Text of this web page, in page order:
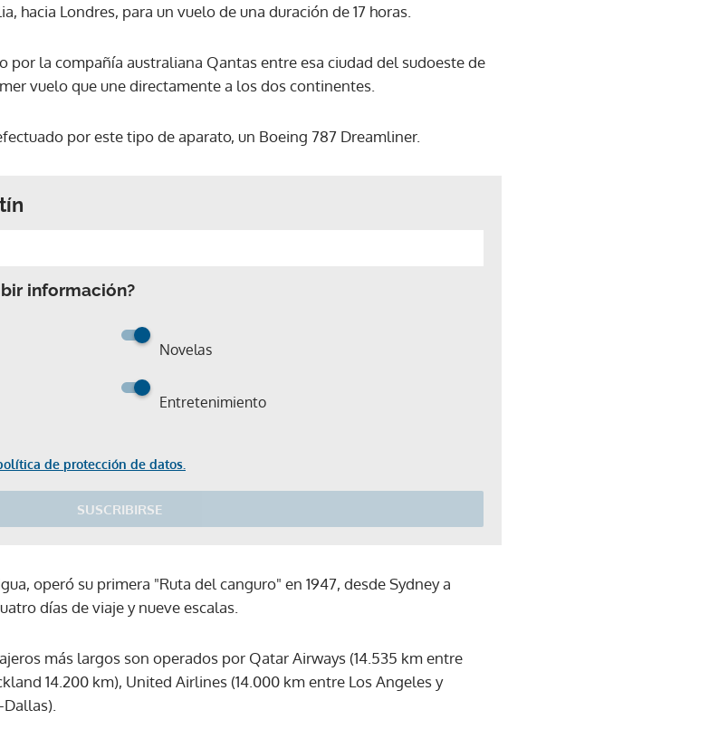
hacia Londres, para un vuelo de una duración de 17 horas.
por la compañía australiana Qantas entre esa ciudad del sudoeste de
vuelo que une directamente a los dos continentes.
por este tipo de aparato, un Boeing 787 Dreamliner.
información?
Novelas
Entretenimiento
de protección de datos.
SUSCRIBIRSE
operó su primera "Ruta del canguro" en 1947, desde Sydney a
días de viaje y nueve escalas.
más largos son operados por Qatar Airways (14.535 km entre
14.200 km), United Airlines (14.000 km entre Los Angeles y